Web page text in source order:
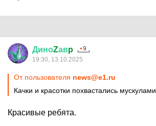
ДиноZавp
19:30, 13.10.2025
От пользователя news@e1.ru
Качки и красотки похвастались мускулами
Красивые ребята.